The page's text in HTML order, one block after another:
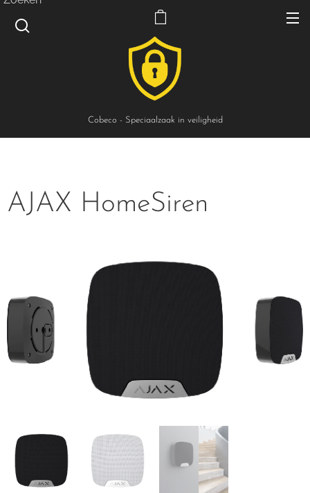
Cobeco - Speciaalzaak in veiligheid
AJAX HomeSiren